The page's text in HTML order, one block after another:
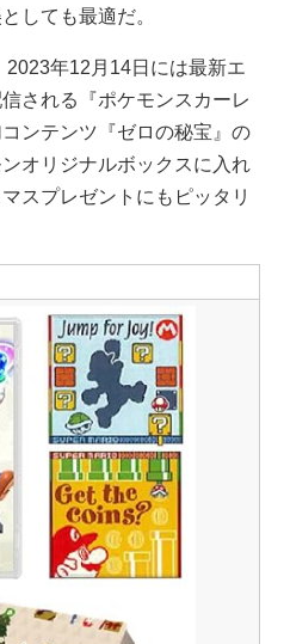
しても最適だ。
年12月14日には最新エ
される『ポケモンスカーレ
ンテンツ『ゼロの秘宝』の
オリジナルボックスに入れ
スプレゼントにもピッタリ